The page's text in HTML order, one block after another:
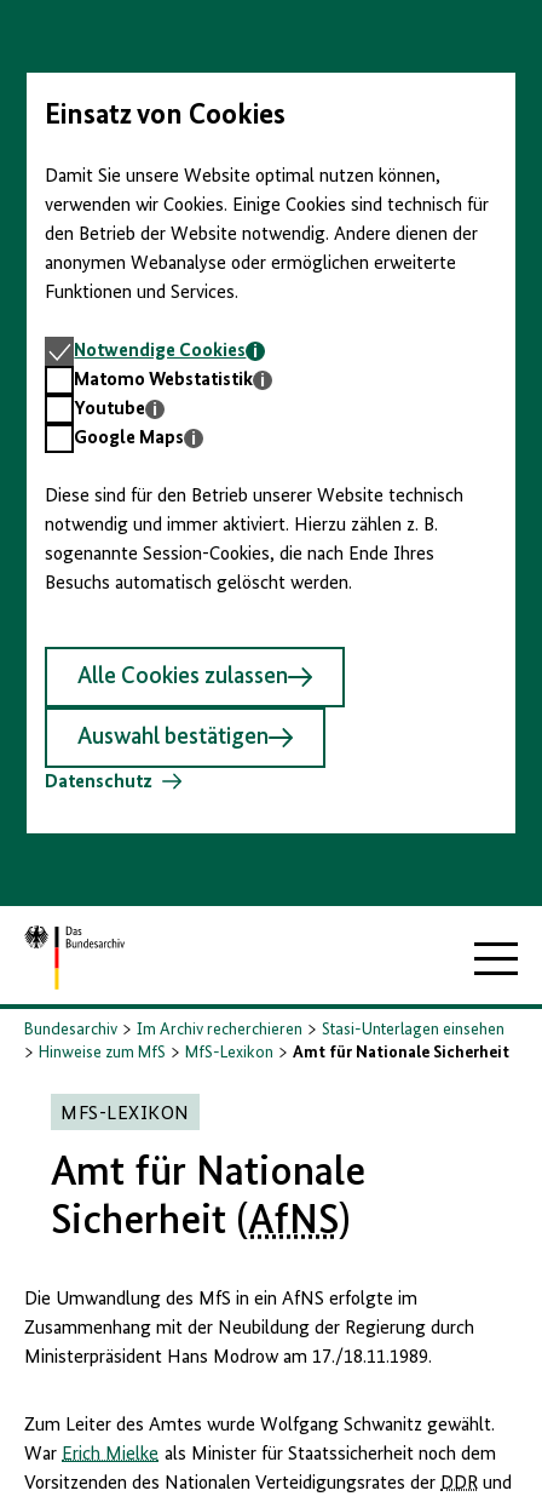
Seiteninhalt
springenEinsatz von Cookies
Damit Sie unsere Website optimal nutzen können,
verwenden wir Cookies. Einige Cookies sind technisch für
den Betrieb der Website notwendig. Andere dienen der
anonymen Webanalyse oder ermöglichen erweiterte
Funktionen und Services.
Notwendige
Cookies
Notwendige Cookies
Matomo
Webstatistik
Matomo Webstatistik
Youtube
Youtube
GoogleGoogle Maps
Diese sind für den Betrieb unserer Website technisch
notwendig und immer aktiviert. Hierzu zählen z. B.
sogenannte Session-Cookies, die nach Ende Ihres
Besuchs automatisch gelöscht werden.
Alle Cookies zulassen
Auswahl bestätigen
Datenschutz
Zur
Startseite
Bundesarchiv Im Archiv recherchieren
Stasi-Unterlagen einsehen
Hinweise zum MfS
MfS-Lexikon Amt für Nationale Sicherheit
MFS-LEXIKON
Amt für Nationale
Sicherheit (AfNS)
Die Umwandlung des MfS in ein AfNS erfolgte im
Zusammenhang mit der Neubildung der Regierung durch
Ministerpräsident Hans Modrow am 17./18.11.1989.
Zum Leiter des Amtes wurde Wolfgang Schwanitz gewählt.
War Erich Mielke als Minister für Staatssicherheit noch dem
Vorsitzenden des Nationalen Verteidigungsrates der DDR und